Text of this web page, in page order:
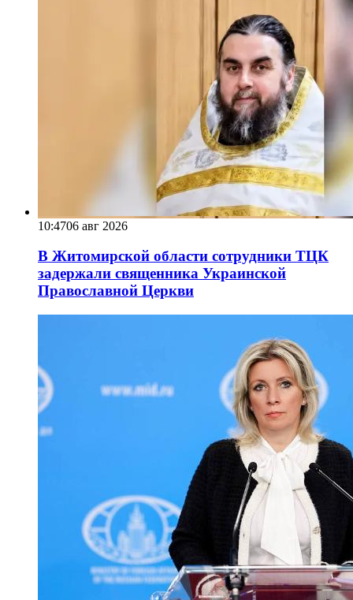
10:4706 авг 2026
В Житомирской области сотрудники ТЦК
задержали священника Украинской
Православной Церкви